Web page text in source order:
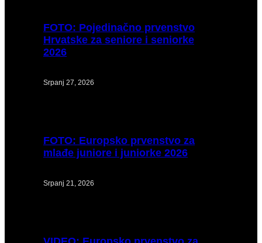
FOTO: Pojedinačno prvenstvo
Hrvatske za seniore i seniorke
2026
Srpanj 27, 2026
FOTO: Europsko prvenstvo za
mlađe juniore i juniorke 2026
Srpanj 21, 2026